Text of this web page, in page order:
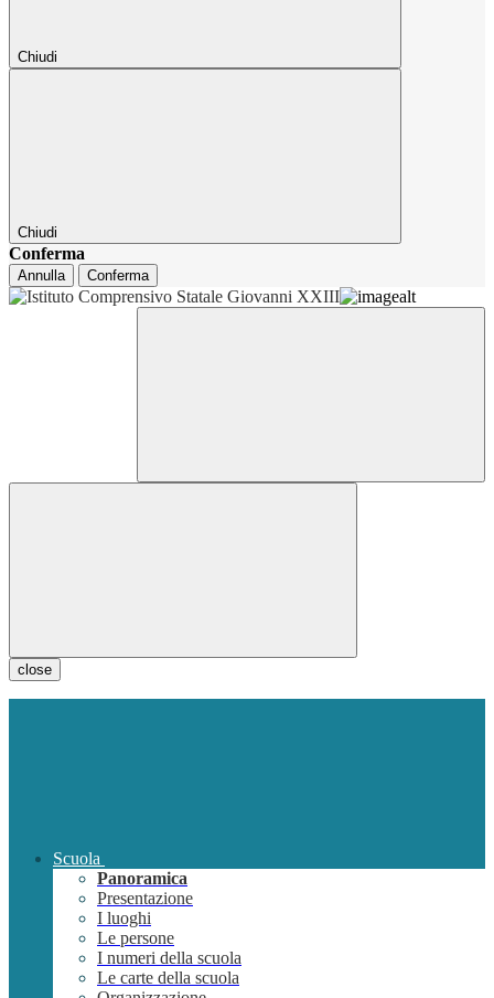
Chiudi
Chiudi
Conferma
Annulla Conferma
close
Scuola
Panoramica
Presentazione
I luoghi
Le persone
I numeri della scuola
Le carte della scuola